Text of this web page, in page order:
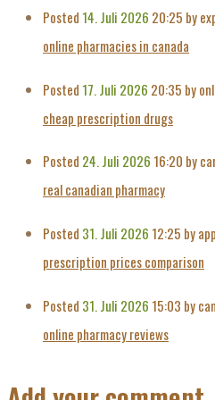
Posted 14. Juli 2026 20:25 by
online pharmacies in canada
Posted 17. Juli 2026 20:35 by
cheap prescription drugs
Posted 24. Juli 2026 16:20 by
real canadian pharmacy
Posted 31. Juli 2026 12:25 by
prescription prices comparison
Posted 31. Juli 2026 15:03 by
online pharmacy reviews